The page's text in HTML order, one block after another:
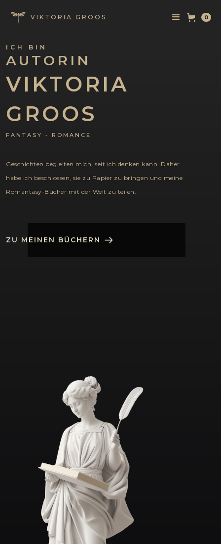
VIKTORIA GROOS 0
ICH BIN
AUTORIN
VIKTORIA
GROOS
FANTASY - ROMANCE
Geschichten begleiten mich, seit ich denken kann. Daher
habe ich beschlossen, sie zu Papier zu bringen und meine
Romantasy-Bücher mit der Welt zu teilen.
ZU MEINEN BÜCHERN